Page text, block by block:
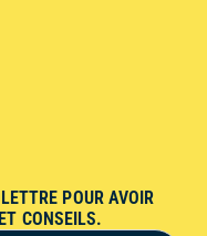
POUR AVOIR
CONSEILS.